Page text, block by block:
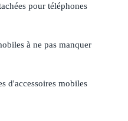
pour téléphones
à ne pas manquer
d'accessoires mobiles